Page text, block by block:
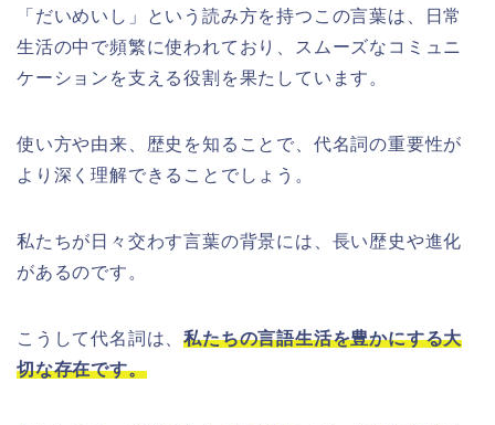
「だいめいし」という読み方を持つこの言葉は、日常
生活の中で頻繁に使われており、スムーズなコミュニ
ケーションを支える役割を果たしています。
使い方や由来、歴史を知ることで、代名詞の重要性が
より深く理解できることでしょう。
私たちが日々交わす言葉の背景には、長い歴史や進化
があるのです。
こうして代名詞は、私たちの言語生活を豊かにする大
切な存在です。